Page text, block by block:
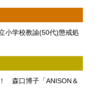
小学校教諭(50代)懲戒処
森口博子「ANISON＆